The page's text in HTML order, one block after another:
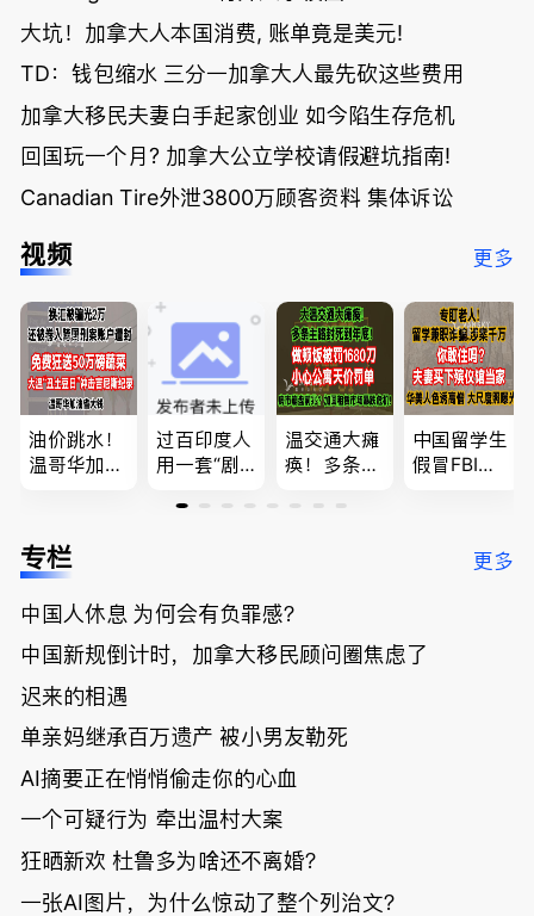
大坑！加拿大人本国消费, 账单竟是美元!
TD：钱包缩水 三分一加拿大人最先砍这些费用
加拿大移民夫妻白手起家创业 如今陷生存危机
回国玩一个月? 加拿大公立学校请假避坑指南!
Canadian Tire外泄3800万顾客资料 集体诉讼
视频 更多
油价跳水！
温哥华加油
低；免费狂
送50万磅蔬
温“丑陋土
豆日”冲击
吉尼斯纪
录；惨！留
骗光2万美
元，还被卷
入跨国刑案
账户遭封！
过百印度人
用一套“剧
官：太假
欠款多出$1
9万；突
发！无辜男
亡；
温交通大瘫
痪！多条主
底；做顿饭
单；房市崩
盘前兆？加
国租赁市场
中国留学生
假冒FBI上
夫妻住进殡
专栏 更多
中国人休息 为何会有负罪感？
中国新规倒计时，加拿大移民顾问圈焦虑了
迟来的相遇
单亲妈继承百万遗产 被小男友勒死
AI摘要正在悄悄偷走你的心血
一个可疑行为 牵出温村大案
狂晒新欢 杜鲁多为啥还不离婚？
一张AI图片，为什么惊动了整个列治文？